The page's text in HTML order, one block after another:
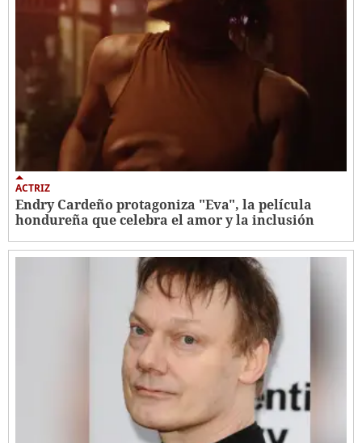
ACTRIZ
Endry Cardeño protagoniza "Eva", la película
hondureña que celebra el amor y la inclusión